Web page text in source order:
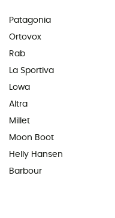
Patagonia
Ortovox
Rab
La Sportiva
Lowa
Altra
Millet
Moon Boot
Helly Hansen
Barbour